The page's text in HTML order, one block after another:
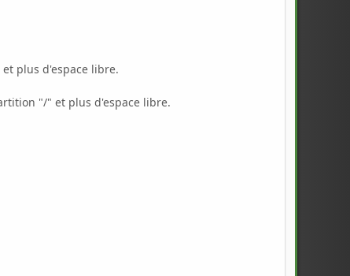
plus d'espace libre.
"/" et plus d'espace libre.